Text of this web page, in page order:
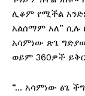
ሊቆም የሚችል
አልሰማም አለ” ሲሉ
አሳምነው ጽጌ
ወይም 360ዎች
“… አሳምነው ፅጌ